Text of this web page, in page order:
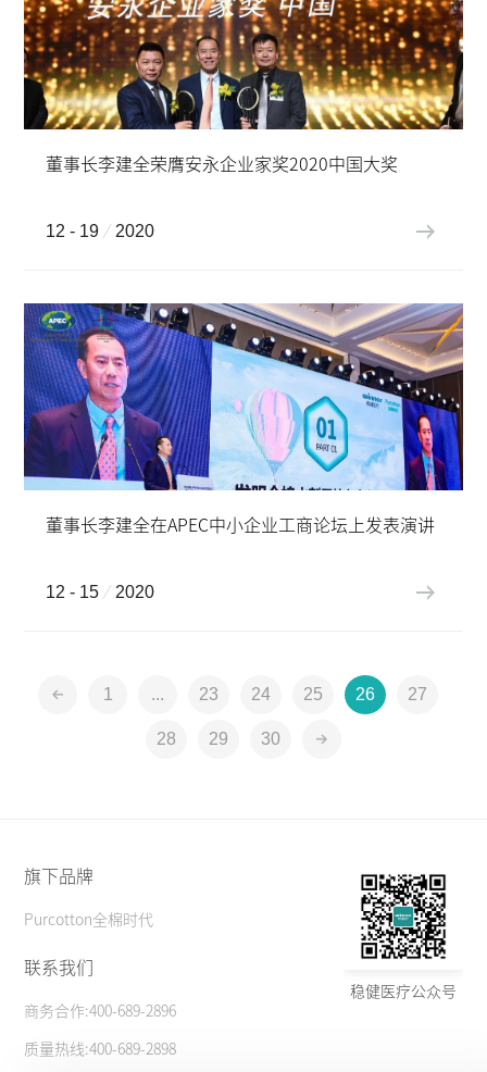
董事长李建全荣膺安永企业家奖2020中国大奖
12 - 19 2020
董事长李建全在APEC中小企业工商论坛上发表演讲
12 - 15 2020
1 ... 23 24 25 26 27
28 29 30
旗下品牌
Purcotton全棉时代
联系我们
商务合作:400-689-2896
质量热线:400-689-2898
稳健医疗公众号